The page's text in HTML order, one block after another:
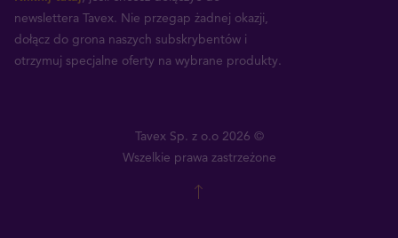
newslettera Tavex. Nie przegap żadnej okazji,
dołącz do grona naszych subskrybentów i
otrzymuj specjalne oferty na wybrane produkty.
Tavex Sp. z o.o 2026 ©
Wszelkie prawa zastrzeżone